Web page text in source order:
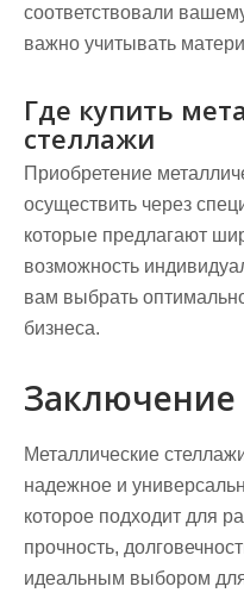
соответствовали
важно учитывать
Где купить
стеллажи
Приобретение
осуществить через
которые предлагают
возможность
вам выбрать
бизнеса.
Заключение
Металлические
надежное и
которое подходит для
прочность,
идеальным выбором